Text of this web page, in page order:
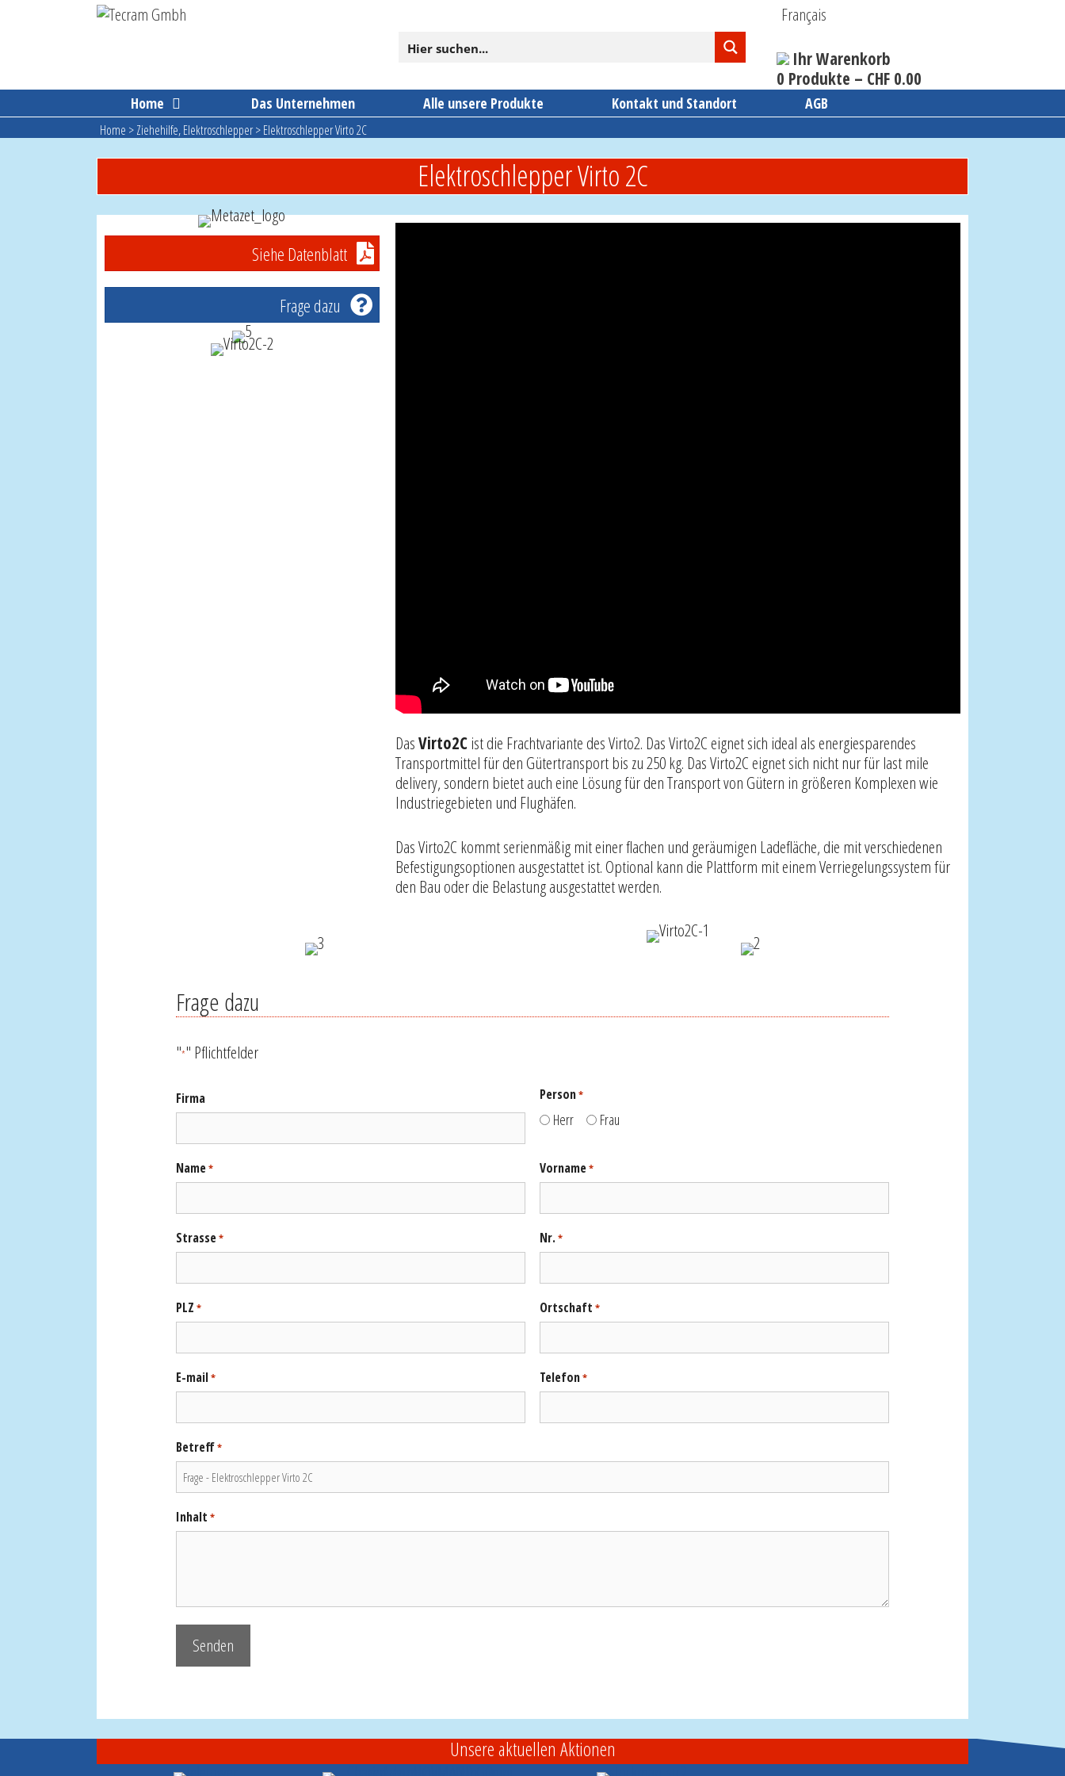
Français
Ihr Warenkorb
0 Produkte – CHF 0.00
Home Das Unternehmen Alle unsere Produkte Kontakt und Standort AGB
Home >Ziehehilfe, Elektroschlepper>Elektroschlepper Virto 2C
Elektroschlepper Virto 2C
Siehe Datenblatt
Frage dazu
DasVirto2Cist die Frachtvariante des Virto2. Das Virto2C eignet sich ideal als energiesparendes
Transportmittel für den Gütertransport bis zu 250 kg. Das Virto2C eignet sich nicht nur für last mile
delivery, sondern bietet auch eine Lösung für den Transport von Gütern in größeren Komplexen wie
Industriegebieten und Flughäfen.
Das Virto2C kommt serienmäßig mit einer flachen und geräumigen Ladefläche, die mit verschiedenen
Befestigungsoptionen ausgestattet ist. Optional kann die Plattform mit einem Verriegelungssystem für
den Bau oder die Belastung ausgestattet werden.
Frage dazu
"*" Pflichtfelder
Firma Person*
Herr Frau
Name* Vorname*
Strasse* Nr. *
PLZ * Ortschaft *
E-mail* Telefon*
Betreff*
Inhalt *
Unsere aktuellen Aktionen